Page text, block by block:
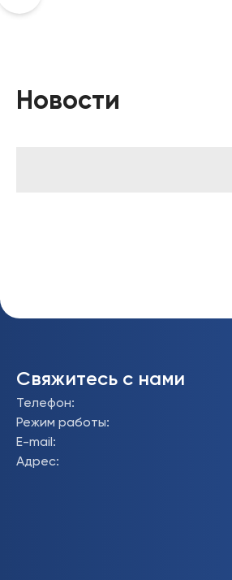
Новости
Свяжитесь с нами
Телефон:
Режим работы:
E-mail :
Адрес: